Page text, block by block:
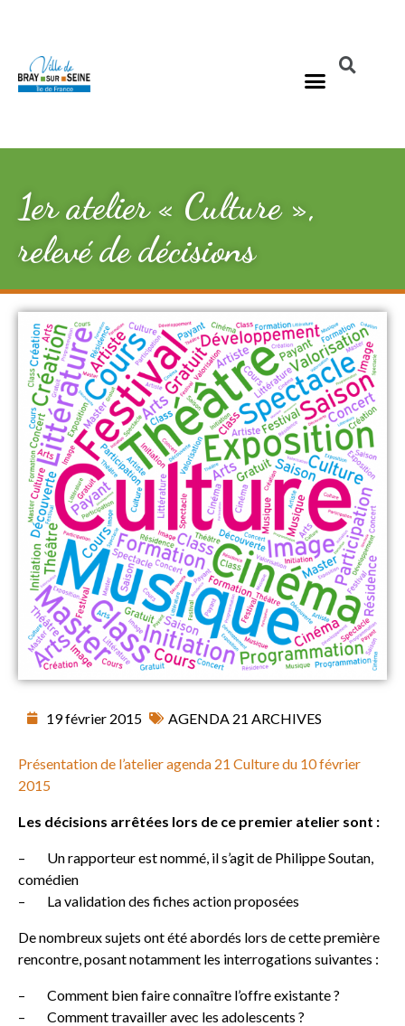
1er atelier « Culture »,
relevé de décisions
19 février 2015 AGENDA 21 ARCHIVES
Présentation de l’atelier agenda 21 Culture du 10 février
2015
Les décisions arrêtées lors de ce premier atelier sont :
– Un rapporteur est nommé, il s’agit de Philippe Soutan,
comédien
– La validation des fiches action proposées
De nombreux sujets ont été abordés lors de cette première
rencontre, posant notamment les interrogations suivantes :
– Comment bien faire connaître l’offre existante ?
– Comment travailler avec les adolescents ?